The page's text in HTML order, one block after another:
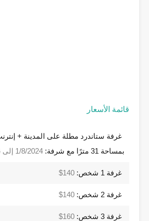
قائمة الأسعار
غرفة ستاندرد مطلة على المدينة +
بمساحة 31 مترًا مع شرفة:
1/8/2024 إلى 15/9/2024
غرفة 1 شخص: 140$
غرفة 2 شخص: 140$
غرفة 3 شخص: 160$